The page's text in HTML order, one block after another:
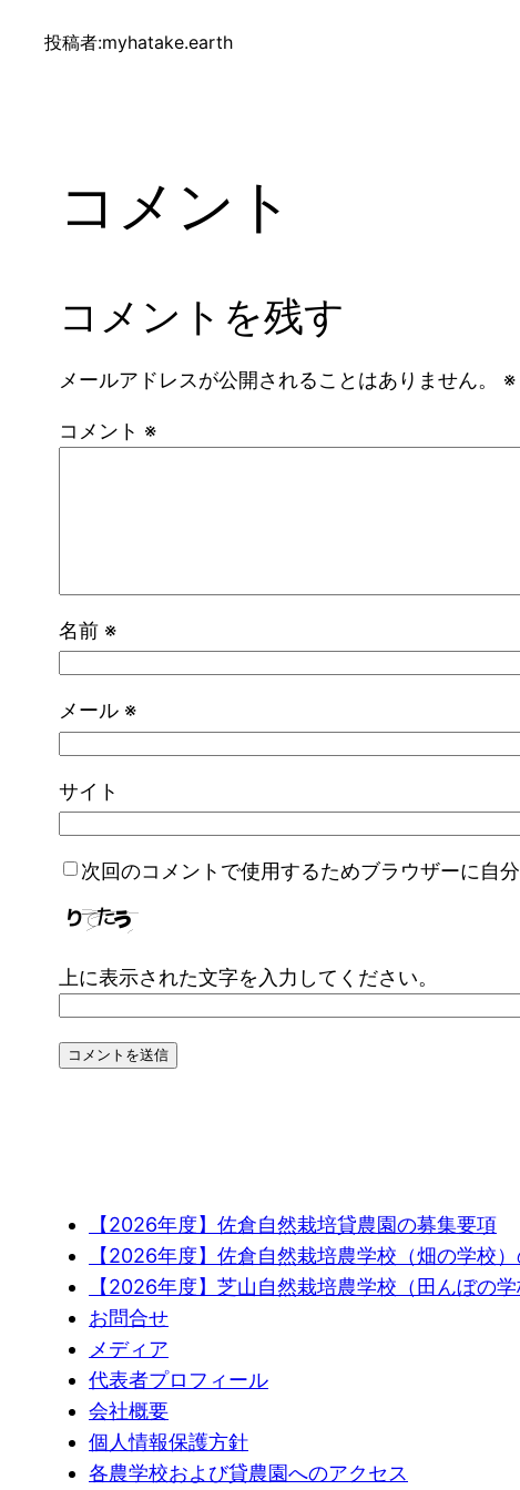
投稿者:myhatake.earth
コメント
コメントを残す
メールアドレスが公開されることはありません。 ※
コメント ※
名前 ※
メール ※
サイト
次回のコメントで使用するためブラウザーに自
上に表示された文字を入力してください。
【2026年度】佐倉自然栽培貸農園の募集要項
【2026年度】佐倉自然栽培農学校（畑の学校
【2026年度】芝山自然栽培農学校（田んぼの
お問合せ
メディア
代表者プロフィール
会社概要
個人情報保護方針
各農学校および貸農園へのアクセス